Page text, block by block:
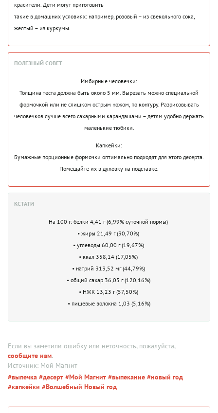
красители. Дети могут приготовить
такие в домашних условиях: например, розовый – из свекольного сока,
желтый – из куркумы.
ПОЛЕЗНЫЙ СОВЕТ
Имбирные человечки:
Толщина теста должна быть около 5 мм. Вырезать можно специальной
формочкой или не слишком острым ножом, по контуру. Разрисовывать
человечков лучше всего сахарными карандашами – детям удобно держать
маленькие тюбики.
Капкейки:
Бумажные порционные формочки оптимально подходят для этого десерта.
Помещайте их в духовку на подставке.
КСТАТИ
На 100 г: белки 4,41 г (6,99% суточной нормы)
• жиры 21,49 г (30,70%)
• углеводы 60,00 г (19,67%)
• ккал 358,14 (17,05%)
• натрий 313,52 мг (44,79%)
• общий сахар 36,05 г (120,16%)
• НЖК 13,23 г (57,50%)
• пищевые волокна 1,03 (5,16%)
Если вы заметили ошибку или неточность, пожалуйста,
сообщите нам.
Источник: Мой Магнит
#выпечка #десерт #Мой Магнит #выпекание #новый год
#капкейки #Волшебный Новый год